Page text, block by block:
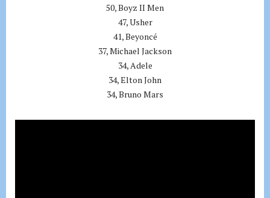
50, Boyz II Men
47, Usher
41, Beyoncé
37, Michael Jackson
34, Adele
34, Elton John
34, Bruno Mars